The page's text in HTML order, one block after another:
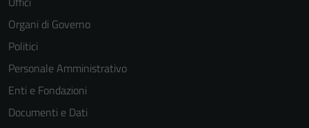
Organi di Governo
Politici
Personale Amministrativo
Enti e Fondazioni
Documenti e Dati